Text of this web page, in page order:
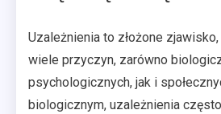
Uzależnienia to złożone
wiele przyczyn, zarówno
psychologicznych, jak i
biologicznym, uzależnienia